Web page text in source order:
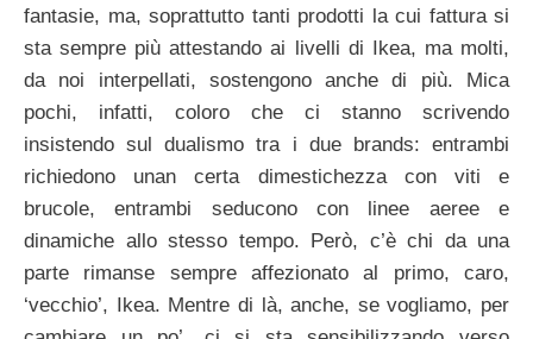
fantasie, ma, soprattutto tanti prodotti la cui fattura si
sta sempre più attestando ai livelli di Ikea, ma molti,
da noi interpellati, sostengono anche di più. Mica
pochi, infatti, coloro che ci stanno scrivendo
insistendo sul dualismo tra i due brands: entrambi
richiedono unan certa dimestichezza con viti e
brucole, entrambi seducono con linee aeree e
dinamiche allo stesso tempo. Però, c’è chi da una
parte rimanse sempre affezionato al primo, caro,
‘vecchio’, Ikea. Mentre di là, anche, se vogliamo, per